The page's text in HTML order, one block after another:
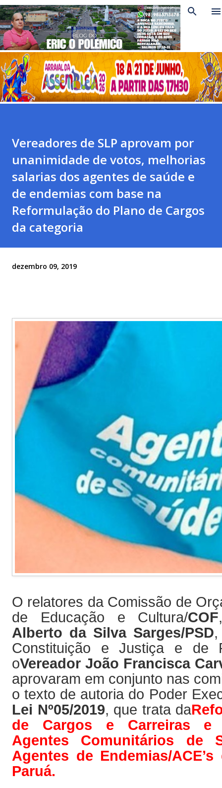
Pular para o conteúdo
Vereadores de SLP aprovam por
unanimidade de votos, melhorias
salarias dos agentes de saúde e
de endemias com base na
Reformulação do Plano de Cargos
da categoria
dezembro 09, 2019
O relatores da Comissão de
de Educação e Cultura/COF
Alberto da Silva Sarges/PSD
Constituição e Justiça e de
oVereador João Francisca
aprovaram em conjunto nas
o texto de autoria do Poder
Lei Nº05/2019, que trata da
de Cargos e Carreiras e
Agentes Comunitários de
Agentes de Endemias/
Paruá.